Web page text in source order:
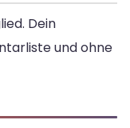
Dein
und ohne